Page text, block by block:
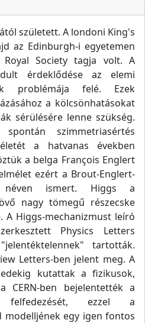
született. A londoni King's
az Edinburgh-i egyetemen
Society tagja volt. A
érdeklődése az elemi
problémája felé. Ezek
a kölcsönhatásokat
sérülésére lenne szükség.
szimmetriasértés
a hatvanas években
a belga François Englert
ezért a Brout-Englert-
néven ismert. Higgs a
nagy tömegű részecske
A Higgs-mechanizmust leíró
Physics Letters
tartották.
Letters-ben jelent meg. A
kutattak a fizikusok,
CERN-ben bejelentették a
felfedezését, ezzel a
modelljének egy igen fontos